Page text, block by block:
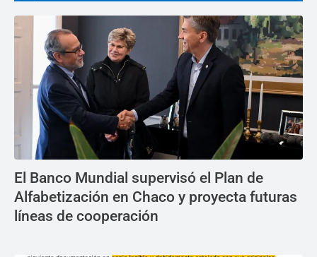
El Banco Mundial supervisó el Plan de
Alfabetización en Chaco y proyecta futuras
líneas de cooperación